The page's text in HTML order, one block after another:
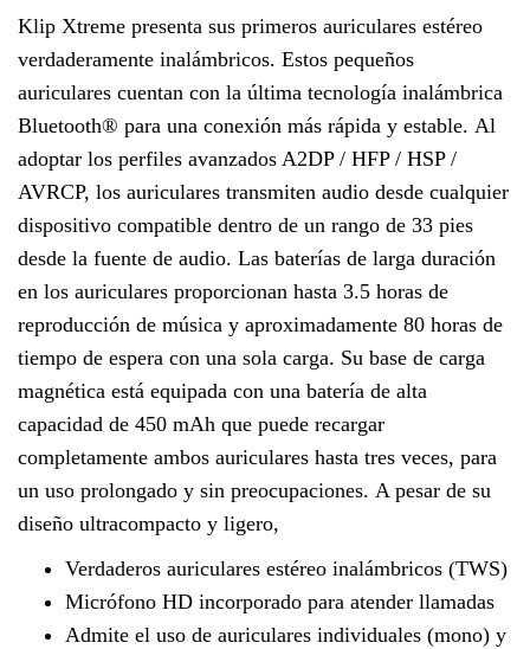
Klip Xtreme presenta sus primeros auriculares estéreo
verdaderamente inalámbricos. Estos pequeños
auriculares cuentan con la última tecnología inalámbrica
Bluetooth® para una conexión más rápida y estable. Al
adoptar los perfiles avanzados A2DP / HFP / HSP /
AVRCP, los auriculares transmiten audio desde cualquier
dispositivo compatible dentro de un rango de 33 pies
desde la fuente de audio. Las baterías de larga duración
en los auriculares proporcionan hasta 3.5 horas de
reproducción de música y aproximadamente 80 horas de
tiempo de espera con una sola carga. Su base de carga
magnética está equipada con una batería de alta
capacidad de 450 mAh que puede recargar
completamente ambos auriculares hasta tres veces, para
un uso prolongado y sin preocupaciones. A pesar de su
diseño ultracompacto y ligero,
Verdaderos auriculares estéreo inalámbricos (TWS)
Micrófono HD incorporado para atender llamadas
Admite el uso de auriculares individuales (mono) y